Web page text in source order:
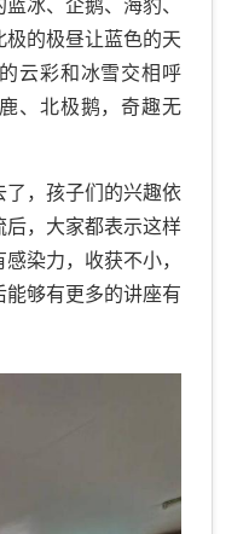
冰、企鹅、海豹、
的极昼让蓝色的天
云彩和冰雪交相呼
、北极鹅，奇趣无
，孩子们的兴趣依
后，大家都表示这样
染力，收获不小，
够有更多的讲座有